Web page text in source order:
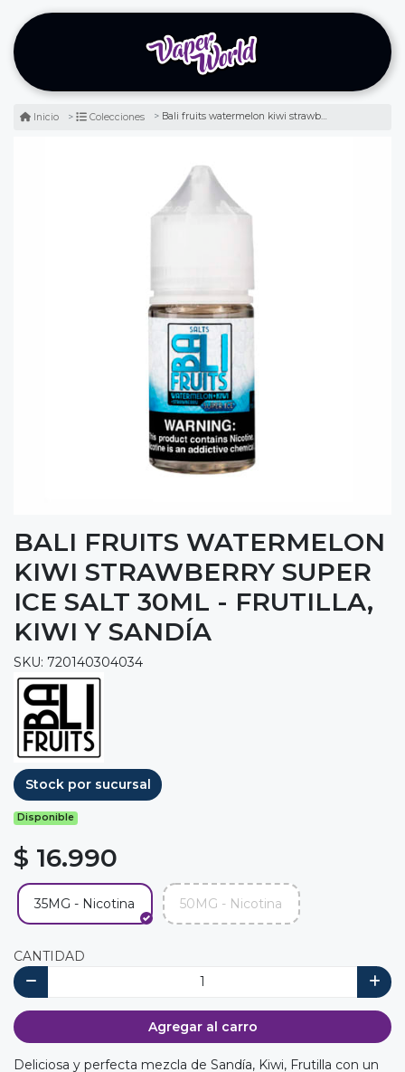
Inicio Colecciones Bali fruits watermelon kiwi strawberry super ice salt 30ml - frutilla, kiwi y sandía
BALI FRUITS WATERMELON
KIWI STRAWBERRY SUPER
ICE SALT 30ML - FRUTILLA,
KIWI Y SANDÍA
SKU: 720140304034
Stock por sucursal
Disponible
$ 16.990
35MG - Nicotina 50MG - Nicotina
CANTIDAD
Agregar al carro
Deliciosa y perfecta mezcla de Sandía, Kiwi, Frutilla con un